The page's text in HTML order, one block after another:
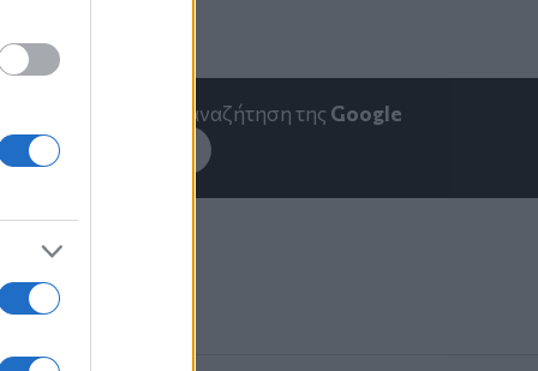
στην αναζήτηση της Google
το στην